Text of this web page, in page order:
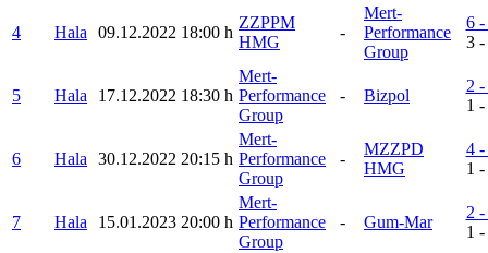
4 Hala 09.12.2022 18:00 h
ZZPPM
HMG
-
Mert-
Performance
Group
6 -
3 -
5 Hala 17.12.2022 18:30 h
Mert-
Performance
Group
- Bizpol
2 -
1 -
6 Hala 30.12.2022 20:15 h
Mert-
Performance
Group
-
MZZPD
HMG
4 -
1 -
7 Hala 15.01.2023 20:00 h
Mert-
Performance
Group
- Gum-Mar
2 -
1 -